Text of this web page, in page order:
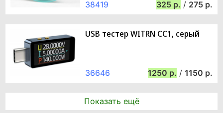
38419 325 / 275
USB тестер WITRN CC1, серый
36646 1250 / 1150
Показать ещё